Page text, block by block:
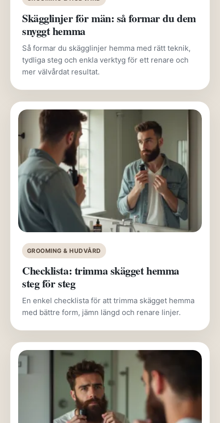
Skägglinjer för män: så formar du dem
snyggt hemma
Så formar du skägglinjer hemma med rätt teknik,
tydliga steg och enkla verktyg för ett renare och
mer välvårdat resultat.
GROOMING & HUDVÅRD
Checklista: trimma skägget hemma
steg för steg
En enkel checklista för att trimma skägget hemma
med bättre form, jämn längd och renare linjer.